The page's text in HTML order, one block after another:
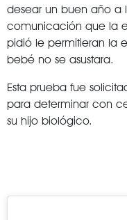
desear un buen año a
comunicación que la
pidió le permitieran la
bebé no se asustara.
Esta prueba fue
para determinar con
su hijo biológico.